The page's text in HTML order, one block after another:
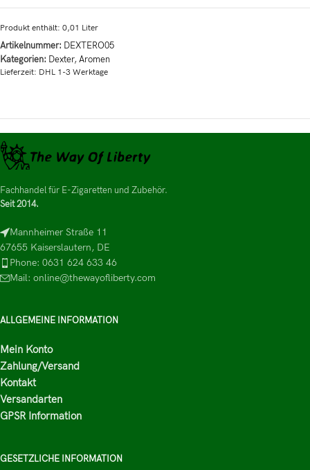
Produkt enthält: 0,01 Liter
Artikelnummer: DEXTERO05
Kategorien: Dexter,Aromen
Lieferzeit: DHL 1-3 Werktage
Fachhandel für E-Zigaretten und Zubehör.
Seit 2014.
Mannheimer Straße 11
67655 Kaiserslautern, DE
Phone: 0631 624 633 46
Mail: online@thewayofliberty.com
ALLGEMEINE INFORMATION
Mein Konto
Zahlung/Versand
Kontakt
Versandarten
GPSR Information
GESETZLICHE INFORMATION